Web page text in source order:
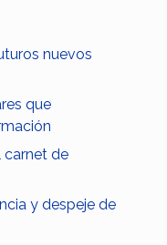
nuevos
que
carnet de
y despeje de